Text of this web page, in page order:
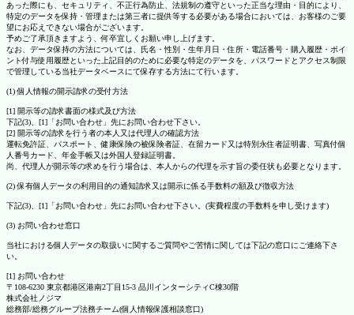
あった際にも、セキュリティ、不正行為防止、法規制の遵守といった正当な理由・目的により、
特定のデータを保持・管理または第三者に提供等する必要がある場合においては、お客様のご要
望にお応えできない場合がございます。
予めご了承頂きますよう、何卒宜しくお願い申し上げます。
なお、データ保持の方法については、氏名・性別・生年月日・住所・電話番号・購入履歴・ポイ
ント付与使用履歴といった上記目的のために必要な特定のデータを、パスワードとアクセス制限
で管理している当社データベースにて保存する方法にて行います。
(1) 個人情報の開示請求の受付方法
[1] 開示等の請求書面の様式及び方法
下記(3)、[1]「お問い合わせ」先にお問い合わせ下さい。
[2] 開示等の請求を行う者の本人又は代理人の確認方法
運転免許証、パスポート、健康保険の被保険者証、在留カード又は特別永住者証明書、写真付個
人番号カード、年金手帳又は外国人登録証明書。
尚、代理人が開示等の求めを行う場合は、本人からの代理を示す旨の委任状も必要となります。
(2) 保有個人データの利用目的の通知請求又は開示に係る手数料の額及び徴収方法
下記(3)、[1]「お問い合わせ」先にお問い合わせ下さい。(実費程度の手数料を申し受けます)
(3) お問い合わせ窓口
当社における個人データの取扱いに関するご質問やご苦情に関しては下記の窓口にご連絡下さ
い。
[1] お問い合わせ
〒108-6230 東京都港区港南2丁目15-3 品川インターシティC棟30階
株式会社ノジマ
総務部/総務グループ法務チーム(個人情報保護相談窓口)